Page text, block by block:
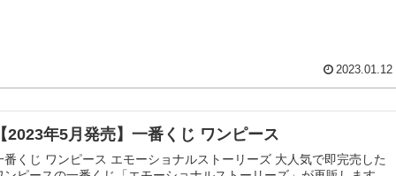
2023.01.12
2023年5月発売】一番くじ ワンピース
番くじ ワンピース エモーショナルストーリーズ 大人気で即完売した